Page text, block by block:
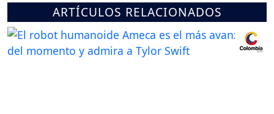
ARTÍCULOS RELACIONADOS